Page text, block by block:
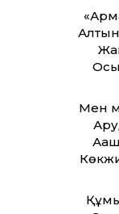
Мен